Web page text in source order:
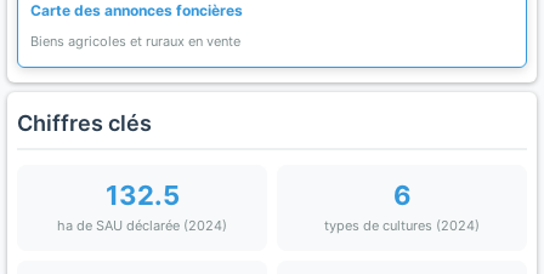
Carte des annonces foncières
Biens agricoles et ruraux en vente
Chiffres clés
132.5
ha de SAU déclarée (2024)
6
types de cultures (2024)